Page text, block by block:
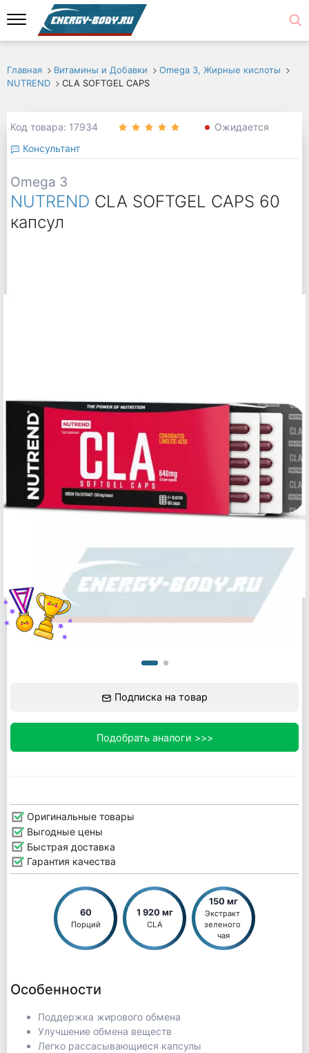
Главная Витамины и Добавки
Omega 3, Жирные кислоты
NUTREND
CLA SOFTGEL CAPS
Код товара: 17934
Ожидается
Консультант
Omega 3
NUTREND CLA SOFTGEL CAPS 60
капсул
Подписка на товар
Подобрать аналоги >>>
Оригинальные товары
Выгодные цены
Быстрая доставка
Гарантия качества
60
Порций
1 920 мг
CLA
150 мг
Экстракт
зеленого
чая
Особенности
Поддержка жирового обмена
Улучшение обмена веществ
Легко рассасывающиеся капсулы